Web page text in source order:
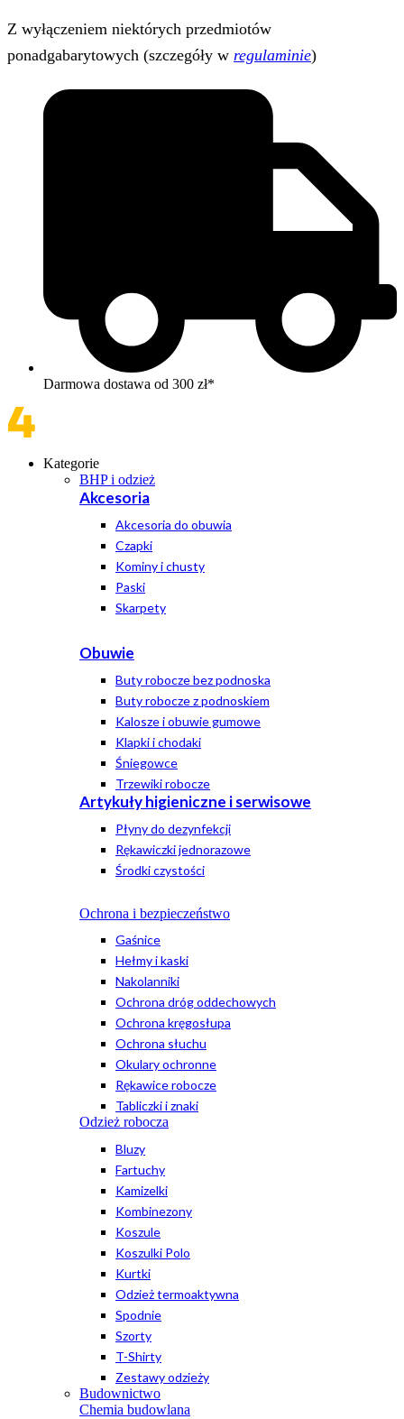
Z wyłączeniem niektórych przedmiotów
ponadgabarytowych (szczegóły w regulaminie)
Darmowa dostawa od 300 zł*
Kategorie
BHP i odzież
Akcesoria
Akcesoria do obuwia
Czapki
Kominy i chusty
Paski
Skarpety
Obuwie
Buty robocze bez podnoska
Buty robocze z podnoskiem
Kalosze i obuwie gumowe
Klapki i chodaki
Śniegowce
Trzewiki robocze
Artykuły higieniczne i serwisowe
Płyny do dezynfekcji
Rękawiczki jednorazowe
Środki czystości
Ochrona i bezpieczeństwo
Gaśnice
Hełmy i kaski
Nakolanniki
Ochrona dróg oddechowych
Ochrona kręgosłupa
Ochrona słuchu
Okulary ochronne
Rękawice robocze
Tabliczki i znaki
Odzież robocza
Bluzy
Fartuchy
Kamizelki
Kombinezony
Koszule
Koszulki Polo
Kurtki
Odzież termoaktywna
Spodnie
Szorty
T-Shirty
Zestawy odzieży
Budownictwo
Chemia budowlana